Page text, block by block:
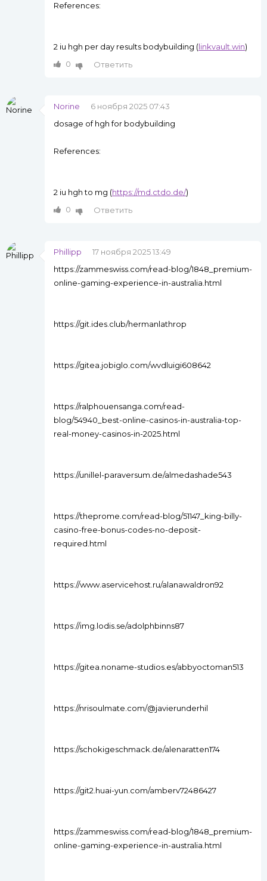
References:
2 iu hgh per day results bodybuilding (linkvault.win)
0
Ответить
Norine
6 ноября 2025 07:43
dosage of hgh for bodybuilding
References:
2 iu hgh to mg (https://md.ctdo.de/)
0
Ответить
Phillipp
17 ноября 2025 13:49
https://zammeswiss.com/read-blog/1848_premium-
online-gaming-experience-in-australia.html
https://git.ides.club/hermanlathrop
https://gitea.jobiglo.com/wvdluigi608642
https://ralphouensanga.com/read-
blog/54940_best-online-casinos-in-australia-top-
real-money-casinos-in-2025.html
https://unillel-paraversum.de/almedashade543
https://theprome.com/read-blog/51147_king-billy-
casino-free-bonus-codes-no-deposit-
required.html
https://www.aservicehost.ru/alanawaldron92
https://img.lodis.se/adolphbinns87
https://gitea.noname-studios.es/abbyoctoman513
https://nrisoulmate.com/@javierunderhil
https://schokigeschmack.de/alenaratten174
https://git2.huai-yun.com/amberv72486427
https://zammeswiss.com/read-blog/1848_premium-
online-gaming-experience-in-australia.html